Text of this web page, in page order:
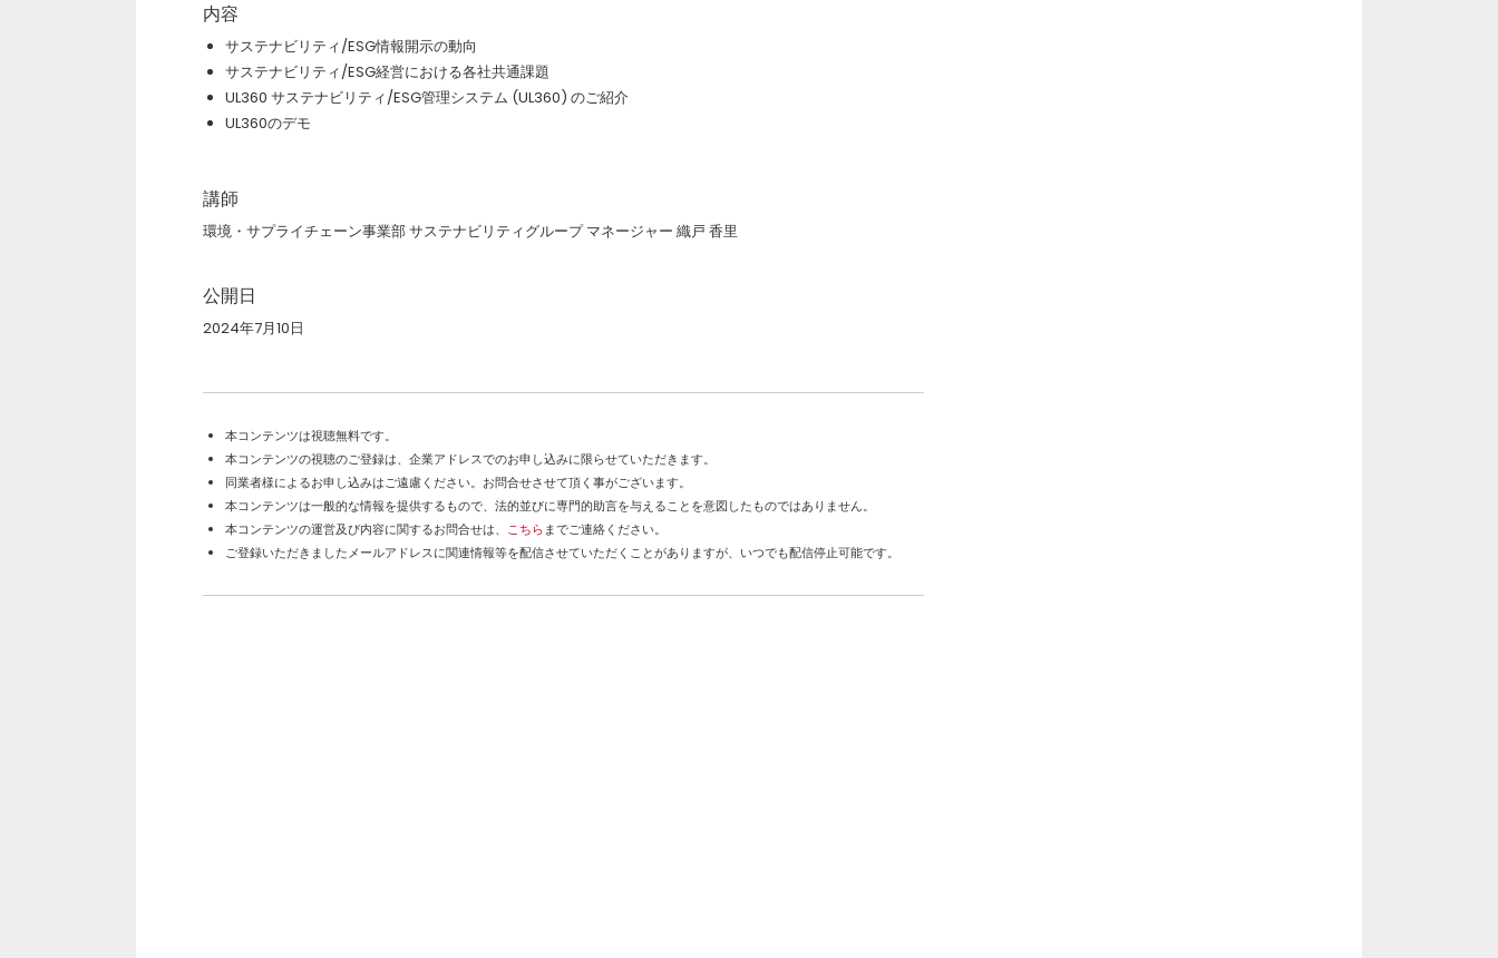
内容
サステナビリティ/ESG情報開示の動向
サステナビリティ/ESG経営における各社共通課題
UL360 サステナビリティ/ESG管理システム (UL360) のご紹介
UL360のデモ
講師
環境・サプライチェーン事業部 サステナビリティグループ マネージャー 織戸 香里
公開日
2024年7月10日
本コンテンツは視聴無料です。
本コンテンツの視聴のご登録は、企業アドレスでのお申し込みに限らせていただきます。
同業者様によるお申し込みはご遠慮ください。お問合せさせて頂く事がございます。
本コンテンツは一般的な情報を提供するもので、法的並びに専門的助言を与えることを意図したものではありません。
本コンテンツの運営及び内容に関するお問合せは、 こちらまでご連絡ください。
ご登録いただきましたメールアドレスに関連情報等を配信させていただくことがありますが、いつでも配信停止可能です。